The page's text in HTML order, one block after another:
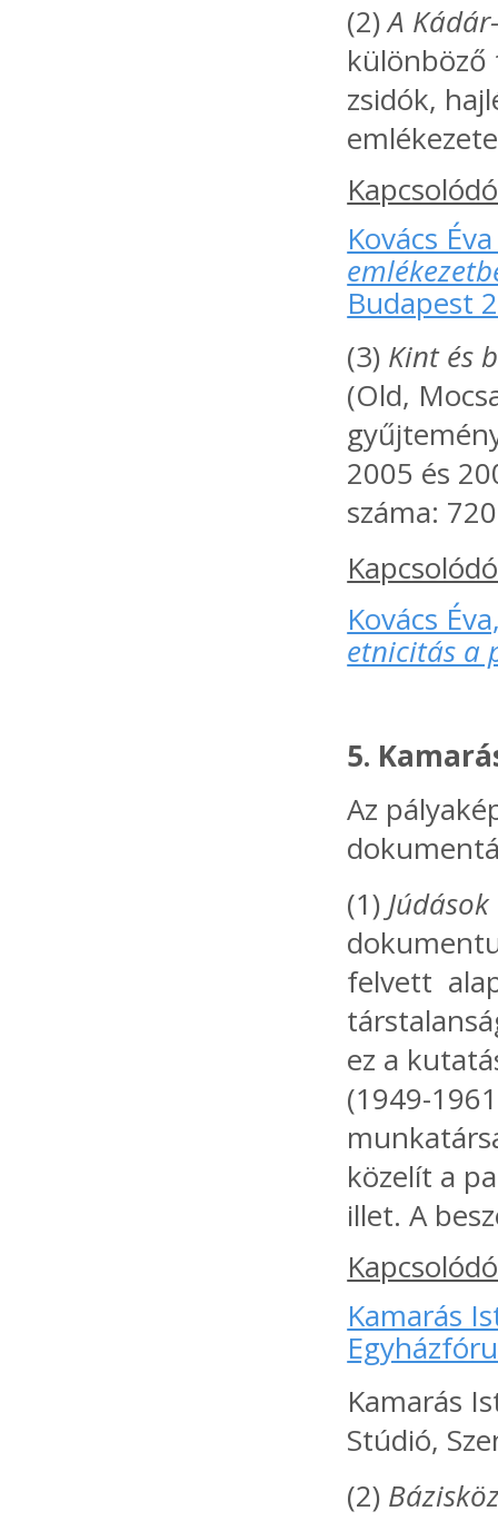
(2)A
különböző
zsidók,
Kovács
Budapest
(3) Kint és
(Old,
2005 és
száma:
Kovács
etnicitás a
5.
Az
(1)
felvett
ez a
(1949-
közelít a
illet. A
Kamarás
Kamarás
Stúdió,
(2)